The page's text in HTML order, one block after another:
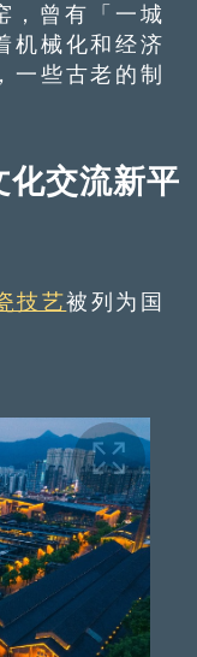
曾有「一城
机械化和经济
一些古老的制
化交流新平
技艺被列为国